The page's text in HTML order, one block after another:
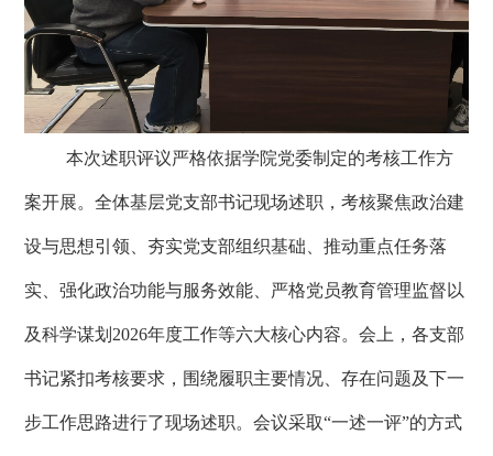
本次述职评议严格依据学院党委制定的考核工作方
案开展。全体基层党支部书记现场述职，考核聚焦政治建
设与思想引领、夯实党支部组织基础、推动重点任务落
实、强化政治功能与服务效能、严格党员教育管理监督以
及科学谋划 2026年度工作等六大核心内容。会上，各支部
书记紧扣考核要求，围绕履职主要情况、存在问题及下一
步工作思路进行了现场述职。会议采取“一述一评”的方式